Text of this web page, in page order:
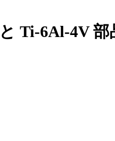
Ti-6Al-4V 部